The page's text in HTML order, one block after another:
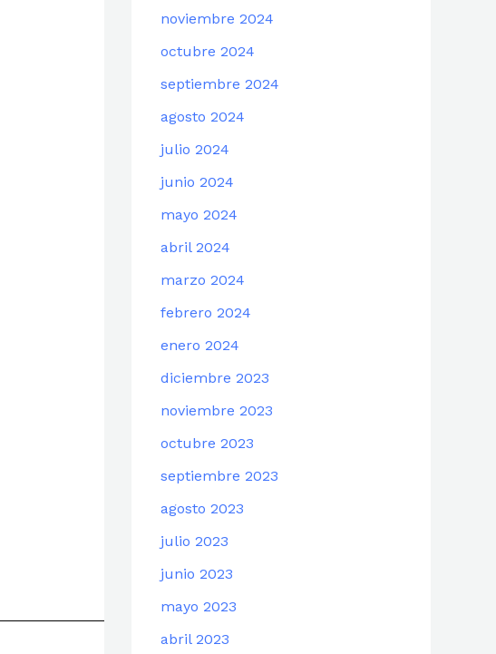
noviembre 2024
octubre 2024
septiembre 2024
agosto 2024
julio 2024
junio 2024
mayo 2024
abril 2024
marzo 2024
febrero 2024
enero 2024
diciembre 2023
noviembre 2023
octubre 2023
septiembre 2023
agosto 2023
julio 2023
junio 2023
mayo 2023
abril 2023